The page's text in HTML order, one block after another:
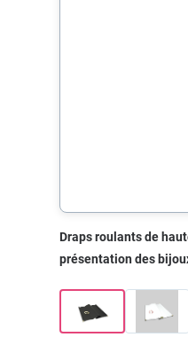
Draps roulants de
présentation des